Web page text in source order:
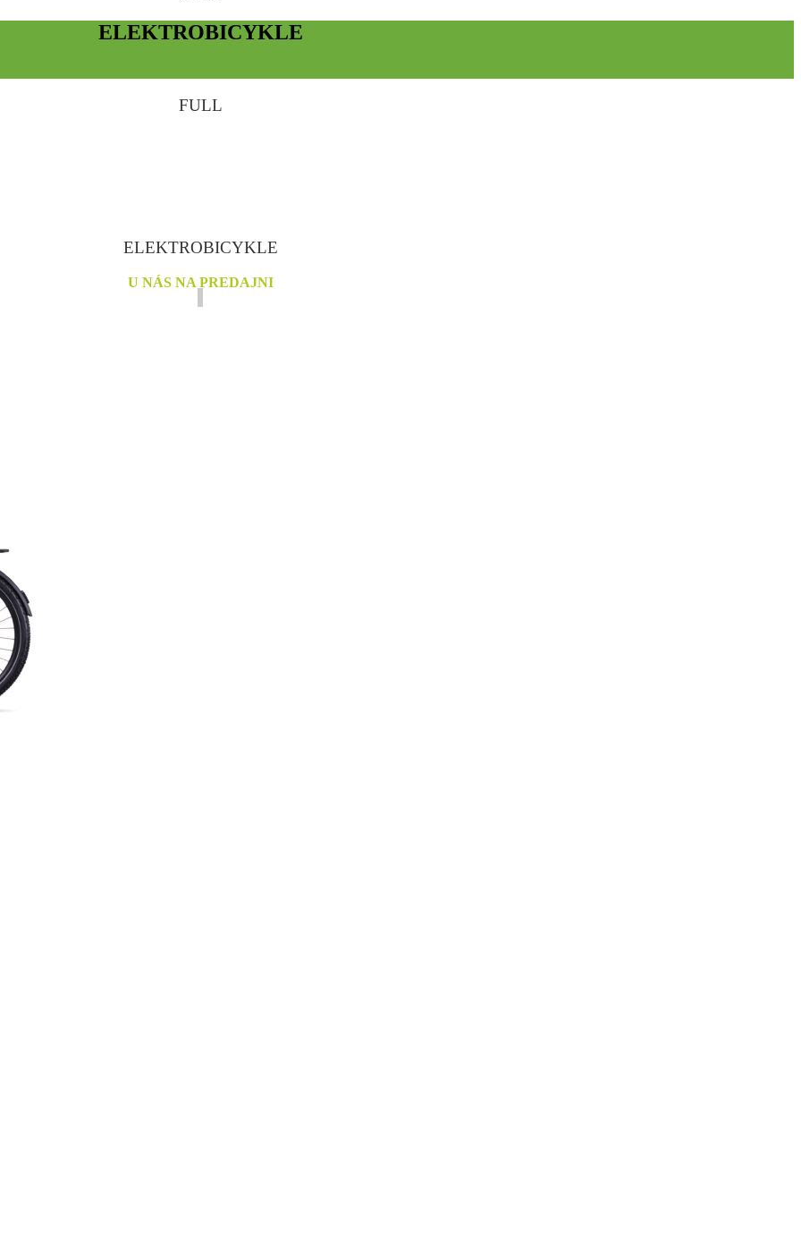
ELEKTROBICYKLE
FULL
ELEKTROBICYKLE
U NÁS NA PREDAJNI